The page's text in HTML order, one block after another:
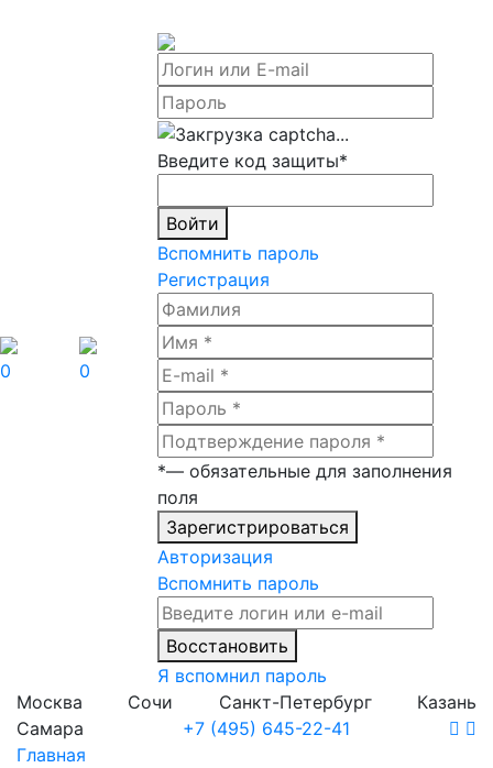
0 0
Введите код защиты*
Войти
Вспомнить пароль
Регистрация
*— обязательные для заполнения
поля
Зарегистрироваться
Авторизация
Вспомнить пароль
Восстановить
Я вспомнил пароль
Москва
Сочи Санкт-Петербург
Казань
Самара
+7 (495) 645-22-41
Главная